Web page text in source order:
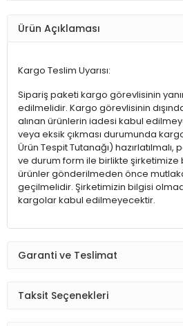
Ürün Açıklaması
Kargo Teslim Uyarısı:
Sipariş paketi kargo görevlisinin
edilmelidir. Kargo görevlisinin
alınan ürünlerin iadesi kabul
veya eksik çıkması durumunda
Ürün Tespit Tutanağı) hazırlatılmalı,
ve durum form ile birlikte şirketimize
ürünler gönderilmeden önce
geçilmelidir. Şirketimizin bilgisi
kargolar kabul edilmeyecektir.
Garanti ve Teslimat
Taksit Seçenekleri